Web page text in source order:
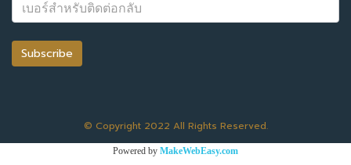
Subscribe
© Copyright 2022 All Rights Reserved.
Powered by MakeWebEasy.com